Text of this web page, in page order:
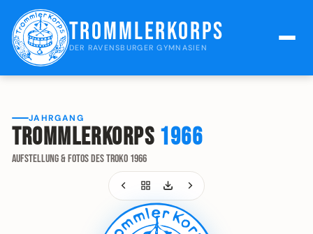
Trommlerkorps
DER RAVENSBURGER GYMNASIEN
JAHRGANG
Trommlerkorps 1966
Aufstellung & Fotos des Troko 1966